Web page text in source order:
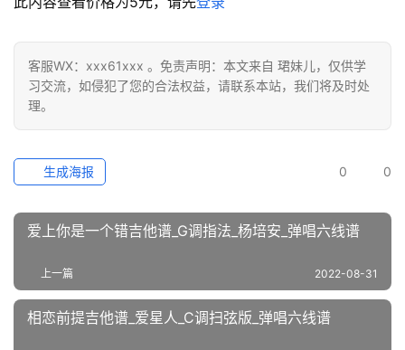
客服WX：xxx61xxx 。免责声明：本文来自 珺妹儿，仅供学
习交流，如侵犯了您的合法权益，请联系本站，我们将及时处
理。
0 0
生成海报
爱上你是一个错吉他谱_G调指法_杨培安_弹唱六线谱
上一篇 2022-08-31
相恋前提吉他谱_爱星人_C调扫弦版_弹唱六线谱